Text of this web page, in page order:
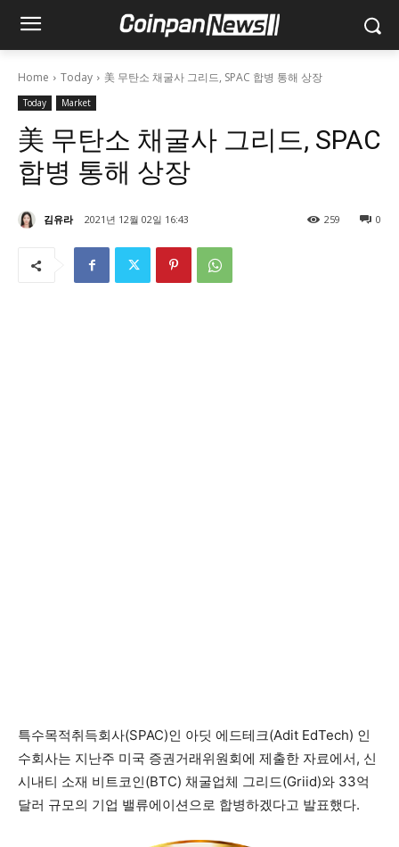
Home Today 美 무탄소 채굴사 그리드, SPAC 합병 통해 상장
Today Market
美 무탄소 채굴사 그리드, SPAC
합병 통해 상장
김유라 2021년 12월 02일 16:43 0
259
특수목적취득회사(SPAC)인 아딧 에드테크(Adit EdTech) 인
수회사는 지난주 미국 증권거래위원회에 제출한 자료에서, 신
시내티 소재 비트코인(BTC) 채굴업체 그리드(Griid)와 33억
달러 규모의 기업 밸류에이션으로 합병하겠다고 발표했다.